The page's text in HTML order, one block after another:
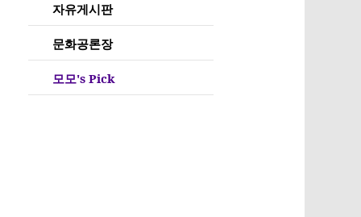
자유게시판
문화공론장
모모's Pick